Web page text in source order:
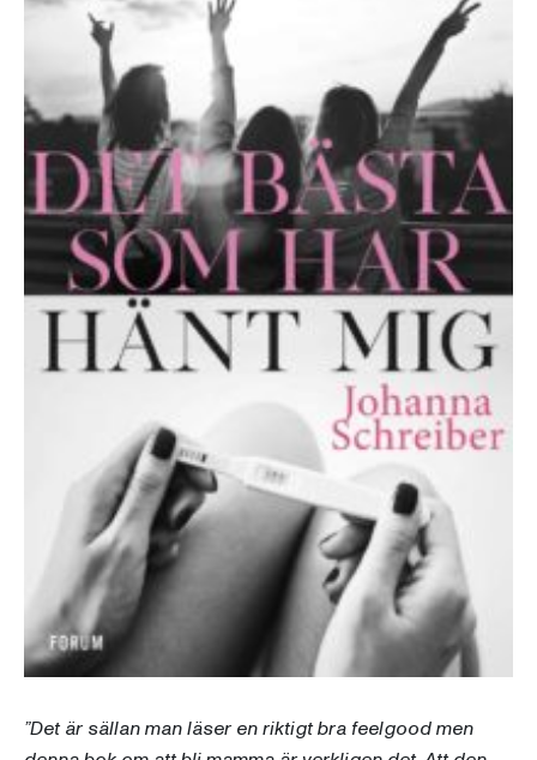
”Det är sällan man läser en riktigt bra feelgood men